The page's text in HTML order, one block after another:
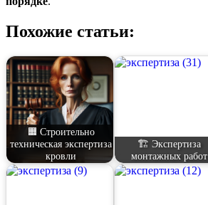
Похожие статьи:
🟧 Строительно
техническая экспертиза
кровли
🏗️ Экспертиза
монтажных работ